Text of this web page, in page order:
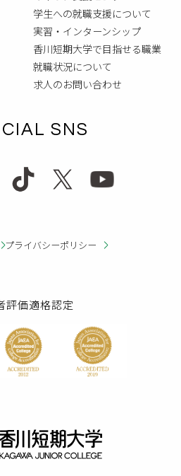
学生への就職支援について
実習・インターンシップ
香川短期大学で目指せる職業
就職状況について
求人のお問い合わせ
SNS
プライバシーポリシー
評価適格認定